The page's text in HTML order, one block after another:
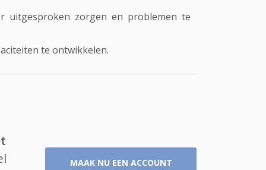
uitgesproken zorgen en problemen te
te ontwikkelen.
MAAK NU EEN ACCOUNT